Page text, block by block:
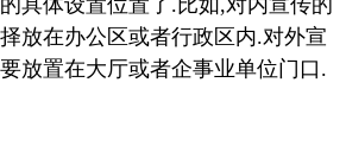
放在办公区或者行政区内.对外宣
放置在大厅或者企事业单位门口.